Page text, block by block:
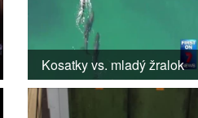
Kosatky vs. mladý žralok